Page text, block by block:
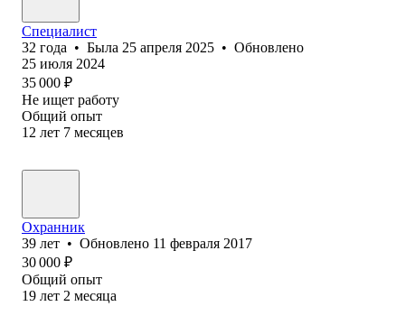
Специалист
32 года • Была 25 апреля 2025 • Обновлено
25 июля 2024
35 000 ₽
Не ищет работу
Общий опыт
12 лет 7 месяцев
Охранник
39 лет • Обновлено 11 февраля 2017
30 000 ₽
Общий опыт
19 лет 2 месяца